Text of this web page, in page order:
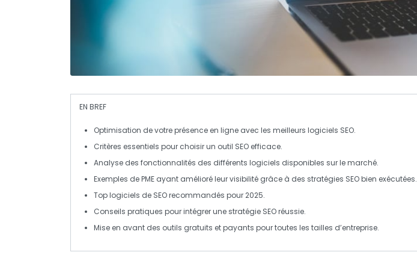
EN BREF
Optimisation de votre présence en ligne avec les meilleurs logiciels SEO.
Critères essentiels pour choisir un outil SEO efficace.
Analyse des fonctionnalités des différents logiciels disponibles sur le marché.
Exemples dePME ayant amélioré leurvisibilité grâce à des stratégies SEObien exécutées.
Toplogiciels de SEOrecommandés pour 2025.
Conseils pratiques pour intégrer une stratégie SEOréussie.
Mise en avant des outils gratuits et payants pour toutes les tailles d’entreprise.